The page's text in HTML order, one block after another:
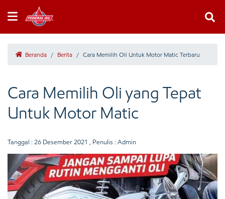
Beranda / Berita / Cara Memilih Oli Untuk Motor Matic Terbaru
Cara Memilih Oli yang Tepat
Untuk Motor Matic
Tanggal : 26 Desember 2021 , Penulis : Admin